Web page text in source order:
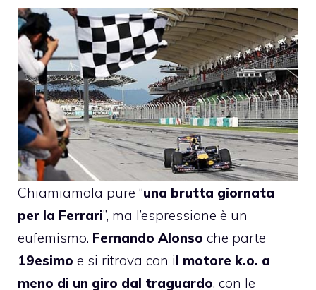
Chiamiamola pure “una brutta giornata
per la Ferrari”, ma l’espressione è un
eufemismo. Fernando Alonso che parte
19esimo e si ritrova con il motore k.o. a
meno di un giro dal traguardo, con le